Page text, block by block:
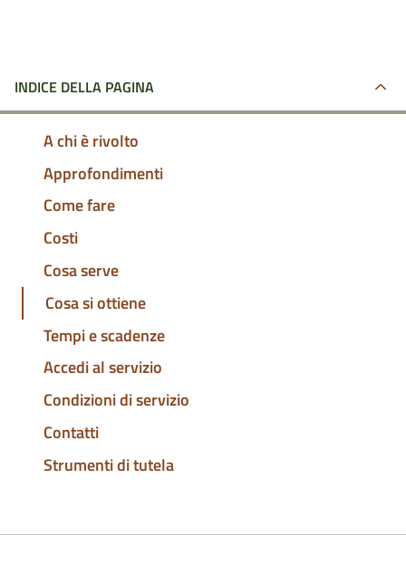
INDICE DELLA PAGINA
A chi è rivolto
Approfondimenti
Come fare
Costi
Cosa serve
Cosa si ottiene
Tempi e scadenze
Accedi al servizio
Condizioni di servizio
Contatti
Strumenti di tutela